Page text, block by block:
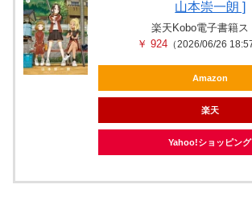
山本崇一朗 ]
楽天Kobo電子書籍ス
￥ 924 （2026/06/26
Amazon
楽天
Yahoo!ショッピング